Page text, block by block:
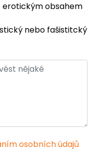
erotickým obsahem
nebo fašistitcký
osobních údajů